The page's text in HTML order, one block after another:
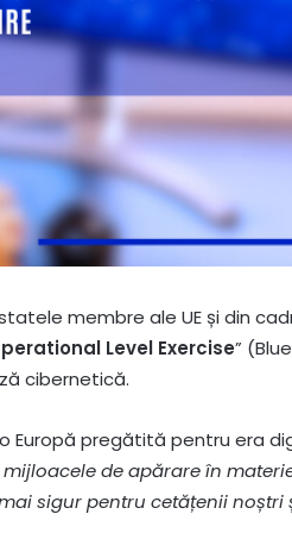
membre ale UE și din
Level Exercise”
cibernetică.
Europă pregătită pentru era
de apărare în
sigur pentru cetățenii noștri